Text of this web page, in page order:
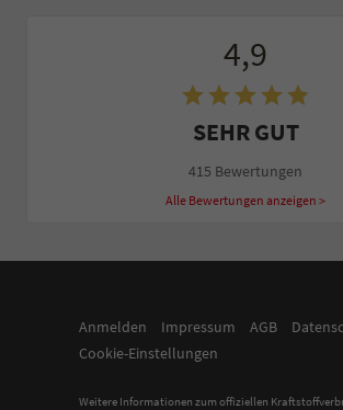
4,9
SEHR GUT
415 Bewertungen
Alle Bewertungen anzeigen >
Anmelden Impressum AGB
Cookie-Einstellungen
Weitere Informationen zum offiziellen